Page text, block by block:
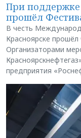
При поддержке
прошёл
В честь
Красноярске прошёл
Организаторами
предприятия